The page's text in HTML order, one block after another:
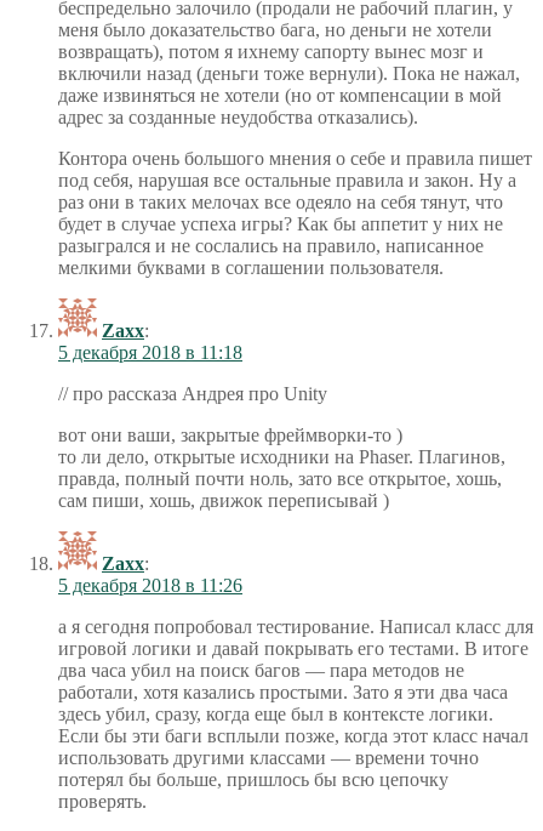
беспредельно залочило (продали не рабочий плагин, у
меня было доказательство бага, но деньги не хотели
возвращать), потом я ихнему сапорту вынес мозг и
включили назад (деньги тоже вернули). Пока не нажал,
даже извиняться не хотели (но от компенсации в мой
адрес за созданные неудобства отказались).
Контора очень большого мнения о себе и правила пишет
под себя, нарушая все остальные правила и закон. Ну а
раз они в таких мелочах все одеяло на себя тянут, что
будет в случае успеха игры? Как бы аппетит у них не
разыгрался и не сослались на правило, написанное
мелкими буквами в соглашении пользователя.
Zaxx:
5 декабря 2018 в 11:18
// про рассказа Андрея про Unity
вот они ваши, закрытые фреймворки-то )
то ли дело, открытые исходники на Phaser. Плагинов,
правда, полный почти ноль, зато все открытое, хошь,
сам пиши, хошь, движок переписывай )
Zaxx:
5 декабря 2018 в 11:26
а я сегодня попробовал тестирование. Написал класс для
игровой логики и давай покрывать его тестами. В итоге
два часа убил на поиск багов — пара методов не
работали, хотя казались простыми. Зато я эти два часа
здесь убил, сразу, когда еще был в контексте логики.
Если бы эти баги всплыли позже, когда этот класс начал
использовать другими классами — времени точно
потерял бы больше, пришлось бы всю цепочку
проверять.